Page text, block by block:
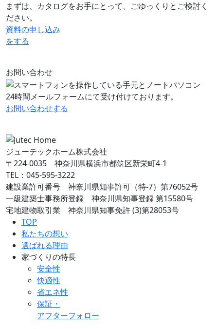
まずは、カタログをお手にとって、ごゆっくりとご検討く
ださい。
資料の申し込み
をする
お問い合わせ
24時間メールフォームにて受け付けております。
お問い合わせする
ジューテックホーム株式会社
〒224-0035 神奈川県横浜市都筑区新栄町4-1
TEL：045-595-3222
建設業許可番号 神奈川県知事許可（特-7）第76052号
一級建築士事務所登録 神奈川県知事登録 第15580号
宅地建物取引業 神奈川県知事免許 (3)第28053号
TOP
私たちの想い
選ばれる理由
家づくりの特長
安全性
快適性
省エネ性
保証・
アフターフォロー